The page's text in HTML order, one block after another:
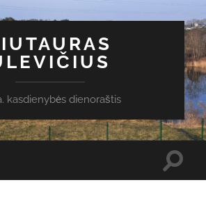
kasdienybės dienoraštis